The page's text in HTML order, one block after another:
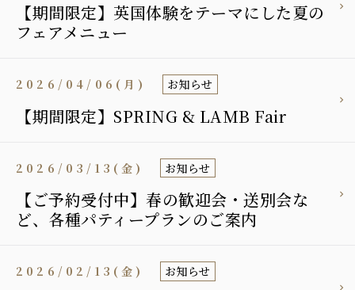
【期間限定】英国体験をテーマにした夏の
フェアメニュー
【期間限定】SPRING & LAMB Fair
2026/04/06(月) お知らせ
【ご予約受付中】春の歓迎会・送別会な
ど、各種パティープランのご案内
2026/03/13(金) お知らせ
2026/02/13(金) お知らせ